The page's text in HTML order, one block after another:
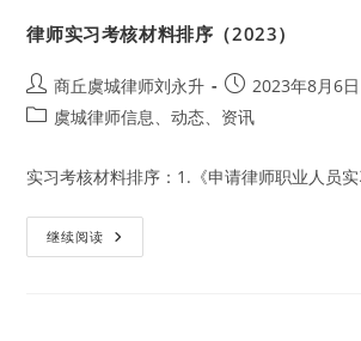
律师实习考核材料排序（2023）
Post
author:
商丘虞城律师刘永升
Post
published:
2023年8月6日
Post虞城律师信息、动态、资讯
实习考核材料排序：1.《申请律师职业人员
继续阅读 律
师